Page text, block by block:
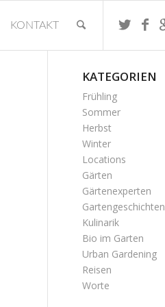
KONTAKT
KATEGORIEN
Frühling
Sommer
Herbst
Winter
Locations
Gärten
Gärtenexperten
Gartengeschichten
Kulinarik
Bio im Garten
Urban Gardening
Reisen
Worte